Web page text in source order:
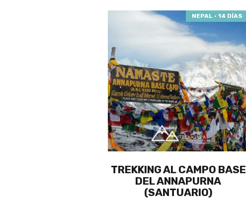
NEPAL · 14 DÍAS
TREKKING AL CAMPO BASE
DEL ANNAPURNA
(SANTUARIO)